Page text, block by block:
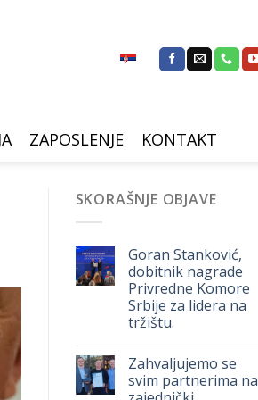
ZAPOSLENJE KONTAKT
SKORAŠNJE OBJAVE
Goran Stanković,
dobitnik nagrade
Privredne Komore
Srbije za lidera na
tržištu.
Zahvaljujemo se
svim partnerima na